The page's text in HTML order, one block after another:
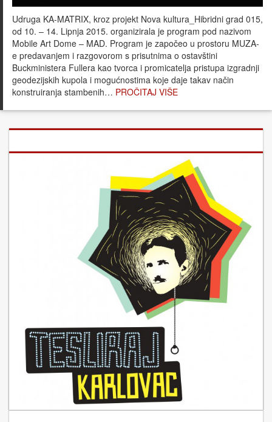
Udruga KA-MATRIX, kroz projekt Nova kultura_Hibridni grad 015,
od 10. – 14. Lipnja 2015. organizirala je program pod nazivom
Mobile Art Dome – MAD. Program je započeo u prostoru MUZA-
e predavanjem i razgovorom s prisutnima o ostavštini
Buckministera Fullera kao tvorca i promicatelja pristupa izgradnji
geodezijskih kupola i mogućnostima koje daje takav način
konstruiranja stambenih… PROČITAJ VIŠE